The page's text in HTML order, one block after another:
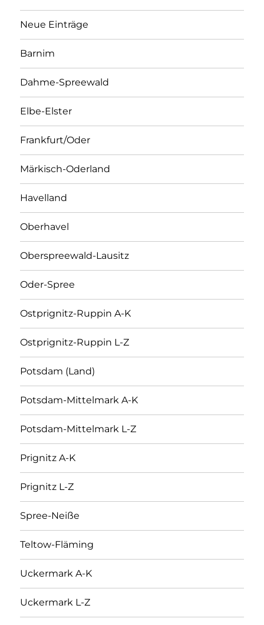
Neue Einträge
Barnim
Dahme-Spreewald
Elbe-Elster
Frankfurt/Oder
Märkisch-Oderland
Havelland
Oberhavel
Oberspreewald-Lausitz
Oder-Spree
Ostprignitz-Ruppin A-K
Ostprignitz-Ruppin L-Z
Potsdam (Land)
Potsdam-Mittelmark A-K
Potsdam-Mittelmark L-Z
Prignitz A-K
Prignitz L-Z
Spree-Neiße
Teltow-Fläming
Uckermark A-K
Uckermark L-Z